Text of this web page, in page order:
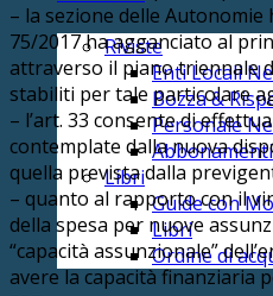
Riviste
Enti Locali
Bozza &
Personale
Abbonamenti
Libri
Guide con
Libri
Ordine di
– la sezione delle
75/2017 ha agganciato al
attraverso il piano triennale
stabiliti per tale particolare
– l’art. 33 consente di
contemplate dalla nuova
quella prevista dalla
– quanto al rapporto con il
della spesa per nuove
“capacità assunzionale”
avere la capacità finanziaria